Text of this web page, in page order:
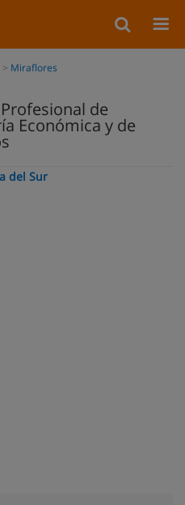
Miraflores
de
Económica y de
del Sur